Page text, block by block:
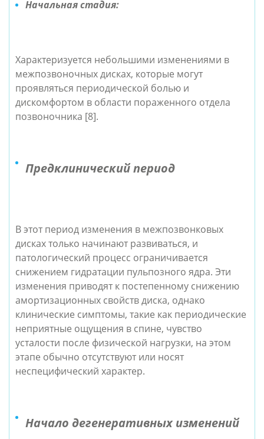
Начальная стадия:
Характеризуется небольшими изменениями в
межпозвоночных дисках, которые могут
проявляться периодической болью и
дискомфортом в области пораженного отдела
позвоночника [8].
Предклинический период
В этот период изменения в межпозвонковых
дисках только начинают развиваться, и
патологический процесс ограничивается
снижением гидратации пульпозного ядра. Эти
изменения приводят к постепенному снижению
амортизационных свойств диска, однако
клинические симптомы, такие как периодические
неприятные ощущения в спине, чувство
усталости после физической нагрузки, на этом
этапе обычно отсутствуют или носят
неспецифический характер.
Начало дегенеративных изменений